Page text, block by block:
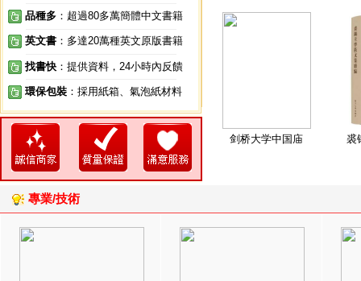
品種多 ：超過80多萬簡體中文書籍
英文書 ：多達20萬種英文原版書籍
找書快 ：提供資料，24小時內反饋
環保包裝 ：採用紙箱、氣泡紙材料
剑桥大学中国庙 裘
專業/技術